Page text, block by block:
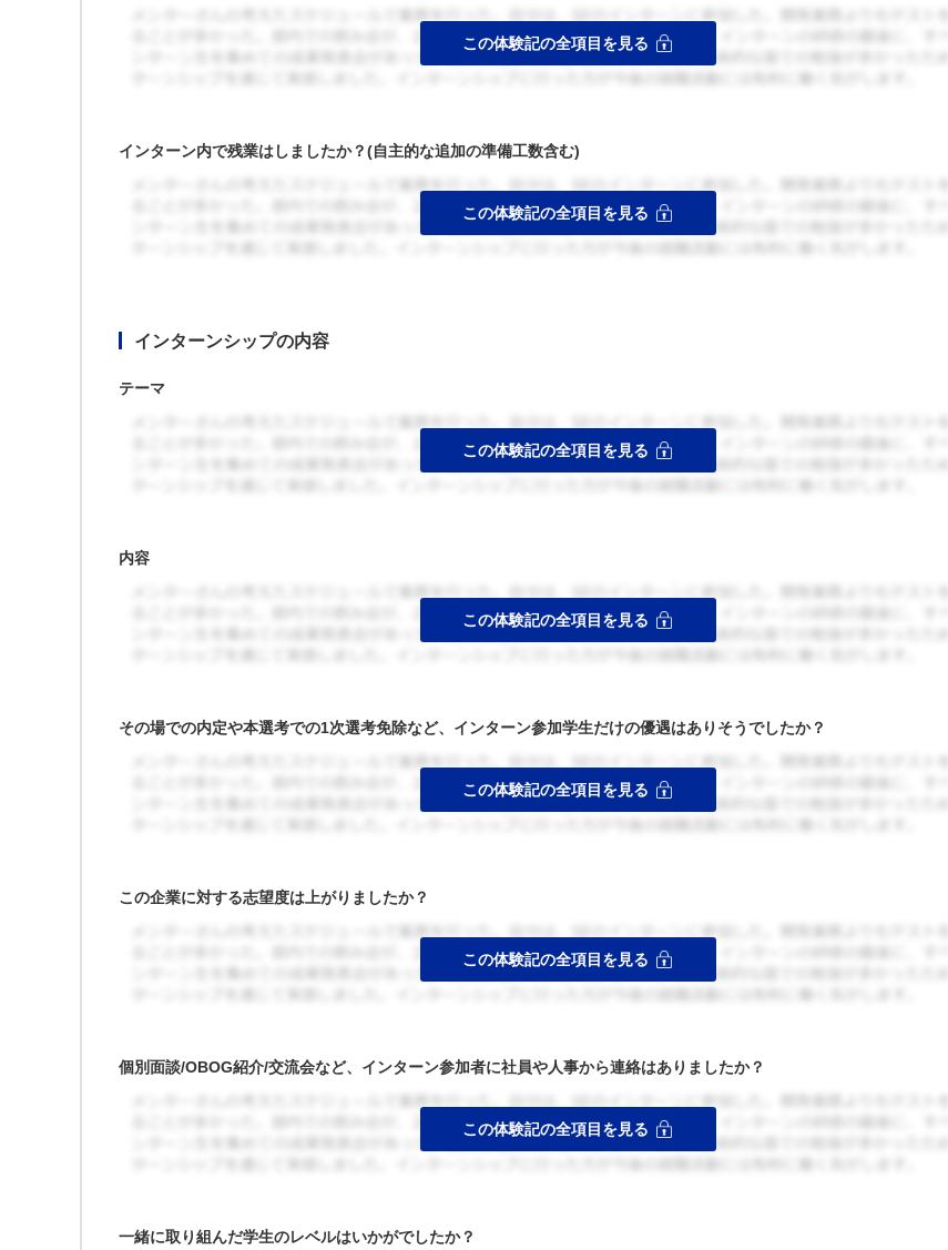
インターン内で残業はしましたか？(自主的な追加の準備工数含む)
インターンシップの内容
テーマ
内容
その場での内定や本選考での1次選考免除など、インターン参加学生だけの優遇はありそうでしたか？
この企業に対する志望度は上がりましたか？
個別面談/OBOG紹介/交流会など、インターン参加者に社員や人事から連絡はありましたか？
一緒に取り組んだ学生のレベルはいかがでしたか？